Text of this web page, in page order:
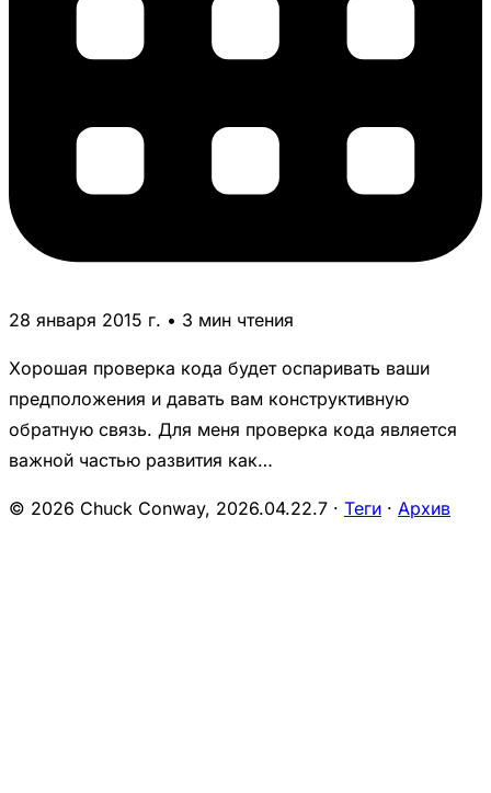
28 января 2015 г. • 3 мин чтения
Хорошая проверка кода будет оспаривать ваши
предположения и давать вам конструктивную
обратную связь. Для меня проверка кода является
важной частью развития как…
© 2026 Chuck Conway, 2026.04.22.7 · Теги · Архив